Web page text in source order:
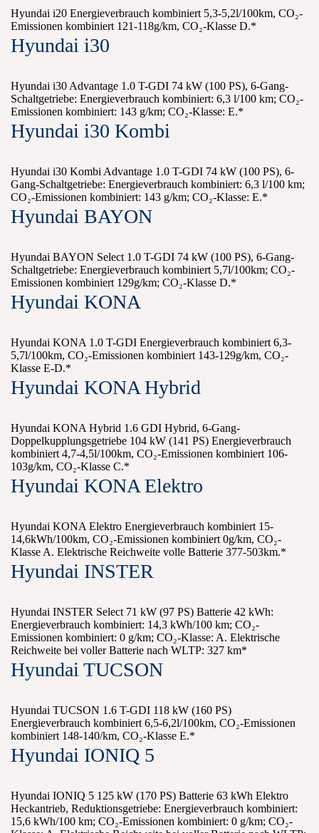
Hyundai i20 Energieverbrauch kombiniert 5,3-5,2l/100km, CO₂-
Emissionen kombiniert 121-118g/km, CO₂-Klasse D.*
Hyundai i30
Hyundai i30 Advantage 1.0 T-GDI 74 kW (100 PS), 6-Gang-
Schaltgetriebe: Energieverbrauch kombiniert: 6,3 l/100 km; CO₂-
Emissionen kombiniert: 143 g/km; CO₂-Klasse: E.*
Hyundai i30 Kombi
Hyundai i30 Kombi Advantage 1.0 T-GDI 74 kW (100 PS), 6-
Gang-Schaltgetriebe: Energieverbrauch kombiniert: 6,3 l/100 km;
CO₂-Emissionen kombiniert: 143 g/km; CO₂-Klasse: E.*
Hyundai BAYON
Hyundai BAYON Select 1.0 T-GDI 74 kW (100 PS), 6-Gang-
Schaltgetriebe: Energieverbrauch kombiniert 5,7l/100km; CO₂-
Emissionen kombiniert 129g/km; CO₂-Klasse D.*
Hyundai KONA
Hyundai KONA 1.0 T-GDI Energieverbrauch kombiniert 6,3-
5,7l/100km, CO₂-Emissionen kombiniert 143-129g/km, CO₂-
Klasse E-D.*
Hyundai KONA Hybrid
Hyundai KONA Hybrid 1.6 GDI Hybrid, 6-Gang-
Doppelkupplungsgetriebe 104 kW (141 PS) Energieverbrauch
kombiniert 4,7-4,5l/100km, CO₂-Emissionen kombiniert 106-
103g/km, CO₂-Klasse C.*
Hyundai KONA Elektro
Hyundai KONA Elektro Energieverbrauch kombiniert 15-
14,6kWh/100km, CO₂-Emissionen kombiniert 0g/km, CO₂-
Klasse A. Elektrische Reichweite volle Batterie 377-503km.*
Hyundai INSTER
Hyundai INSTER Select 71 kW (97 PS) Batterie 42 kWh:
Energieverbrauch kombiniert: 14,3 kWh/100 km; CO₂-
Emissionen kombiniert: 0 g/km; CO₂-Klasse: A. Elektrische
Reichweite bei voller Batterie nach WLTP: 327 km*
Hyundai TUCSON
Hyundai TUCSON 1.6 T-GDI 118 kW (160 PS)
Energieverbrauch kombiniert 6,5-6,2l/100km, CO₂-Emissionen
kombiniert 148-140/km, CO₂-Klasse E.*
Hyundai IONIQ 5
Hyundai IONIQ 5 125 kW (170 PS) Batterie 63 kWh Elektro
Heckantrieb, Reduktionsgetriebe: Energieverbrauch kombiniert:
15,6 kWh/100 km; CO₂-Emissionen kombiniert: 0 g/km; CO₂-